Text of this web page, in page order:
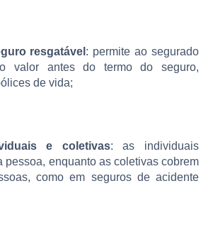
resgatável : permite ao segurado
valor antes do termo do seguro,
de vida;
e coletivas: as individuais
pessoa, enquanto as coletivas cobrem
como em seguros de acidente